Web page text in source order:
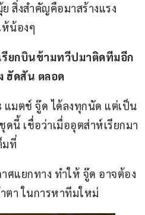
สิ่งสำคัญคือมาสร้างแรง
น้องๆ
รียกบินข้ามทวีปมาติดทีมอีก
ฮัดสัน ตลอด
มตช์ จู๊ด ได้ลงทุกนัด แต่เป็น
ดนี้ เชื่อว่าเมื่ออุตส่าห์เรียกมา
มที่
ศแยกทาง ทำให้ จู๊ด อาจต้อง
ตา ในการหาทีมใหม่